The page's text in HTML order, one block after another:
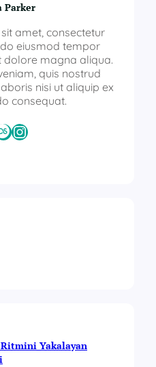
Parker
amet, consectetur
eiusmod tempor
dolore magna aliqua.
quis nostrud
nisi ut aliquip ex
consequat.
Instagram
Yakalayan